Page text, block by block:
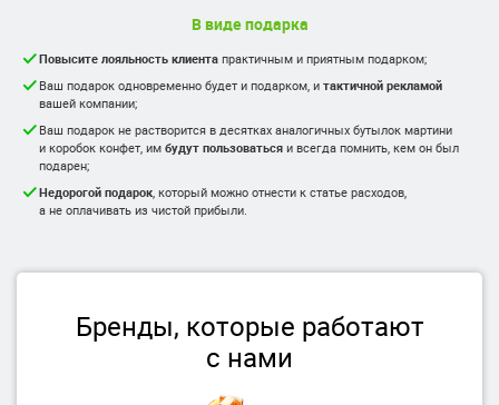
Подробнее о технологии нанесения
Заказать в розницу
В виде подарка
Повысите лояльность клиента практичным и приятным подарком;
Ваш подарок одновременно будет и подарком, и тактичной рекламой
вашей компании;
Ваш подарок не растворится в десятках аналогичных бутылок мартини
и коробок конфет, им будут пользоваться и всегда помнить, кем он был
подарен;
Недорогой подарок , который можно отнести к статье расходов,
а не оплачивать из чистой прибыли.
Бренды, которые работают
с нами